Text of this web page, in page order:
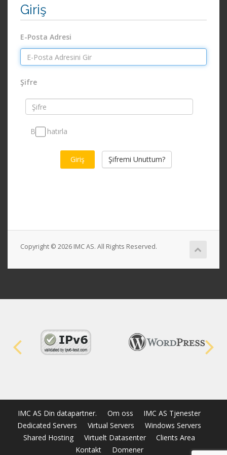
Giriş
E-Posta Adresi
Şifre
Beni hatırla
Şifremi Unuttum?
Copyright © 2026 IMC AS. All Rights Reserved.
IMC AS Din datapartner. Om oss
IMC AS Tjenester
Dedicated Servers
Virtual Servers
Windows Servers
Shared Hosting
Virtuelt Datasenter
Clients Area
Kontakt
Domener